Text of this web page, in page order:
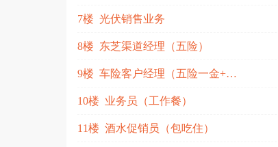
7楼 光伏销售业务
8楼 东芝渠道经理（五险）
9楼 车险客户经理（五险一金+双休+工作餐）
10楼 业务员（工作餐）
11楼 酒水促销员（包吃住）